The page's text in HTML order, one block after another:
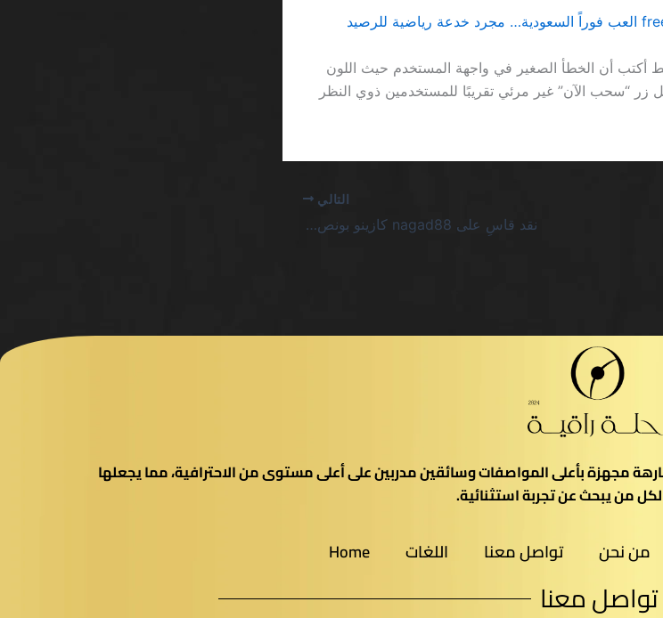
أكتب أن الخطأ الصغير في واجهة المستخدم حيث اللون
زر “سحب الآن” غير مرئي تقريبًا للمستخدمين ذوي النظر
التالي
نقد قاسٍ على nagad88 كازينو بونص الإيداع الأول 200 free spins SA
مجهزة بأعلى المواصفات وسائقين مدربين على أعلى مستوى من الاحترافية، مما يجعلها
لكل من يبحث عن تجربة استثنائية.
من نحن تواصل معنا اللغات Home
تواصل معنا​